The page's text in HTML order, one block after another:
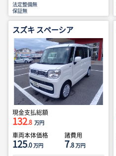
法定整備無
保証無
スズキ スペーシア
現金支払総額
132.8 万円
車両本体価格
125.0万円
諸費用
7.8万円